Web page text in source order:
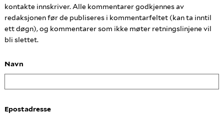
kontakte innskriver. Alle kommentarer godkjennes av
redaksjonen før de publiseres i kommentarfeltet (kan ta inntil
ett døgn), og kommentarer som ikke møter retningslinjene vil
bli slettet.
Navn
Epostadresse